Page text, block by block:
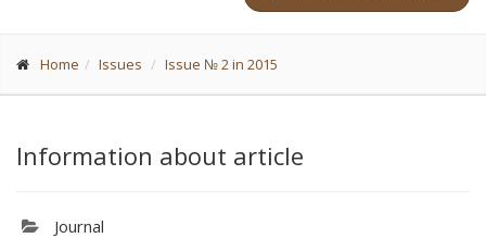
Home Issues Issue № 2 in 2015
Information about article
Journal